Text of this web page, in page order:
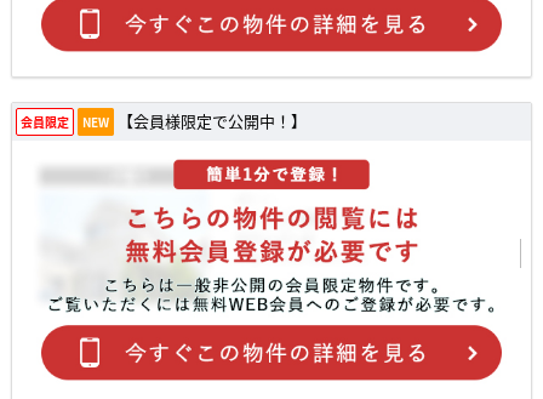
会員限定 NEW 【会員様限定で公開中！】